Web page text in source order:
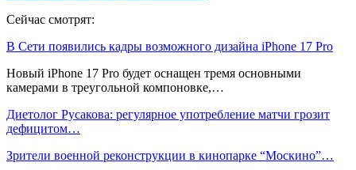
Сейчас смотрят:
В Сети появились кадры возможного дизайна iPhone 17 Pro
Новый iPhone 17 Pro будет оснащен тремя основными
камерами в треугольной компоновке,…
Диетолог Русакова: регулярное употребление матчи грозит
дефицитом…
Зрители военной реконструкции в кинопарке “Москино”…